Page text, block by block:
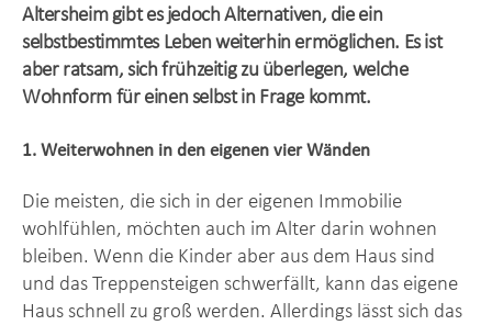
Altersheim gibt es jedoch Alternativen, die ein
selbstbestimmtes Leben weiterhin ermöglichen. Es ist
aber ratsam, sich frühzeitig zu überlegen, welche
Wohnform für einen selbst in Frage kommt.
1. Weiterwohnen in den eigenen vier Wänden
Die meisten, die sich in der eigenen Immobilie
wohlfühlen, möchten auch im Alter darin wohnen
bleiben. Wenn die Kinder aber aus dem Haus sind
und das Treppensteigen schwerfällt, kann das eigene
Haus schnell zu groß werden. Allerdings lässt sich das